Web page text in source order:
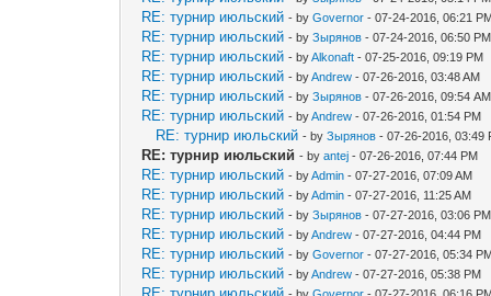
RE: турнир июльский - byGovernor - 07-24-2016, 06:21
RE: турнир июльский - byЗырянов - 07-24-2016, 06:50 PM
RE: турнир июльский - byAlkonaft - 07-25-2016, 09:19 PM
RE: турнир июльский - byAndrew - 07-26-2016, 03:48 AM
RE: турнир июльский - byЗырянов - 07-26-2016, 09:54 AM
RE: турнир июльский - byAndrew - 07-26-2016, 01:54 PM
RE: турнир июльский - byЗырянов - 07-26-2016, 03:49
RE: турнир июльский - byantej - 07-26-2016, 07:44 PM
RE: турнир июльский - byAdmin - 07-27-2016, 07:09 AM
RE: турнир июльский - byAdmin - 07-27-2016, 11:25 AM
RE: турнир июльский - byЗырянов - 07-27-2016, 03:06 PM
RE: турнир июльский - byAndrew - 07-27-2016, 04:44 PM
RE: турнир июльский - byGovernor - 07-27-2016, 05:34
RE: турнир июльский - byAndrew - 07-27-2016, 05:38 PM